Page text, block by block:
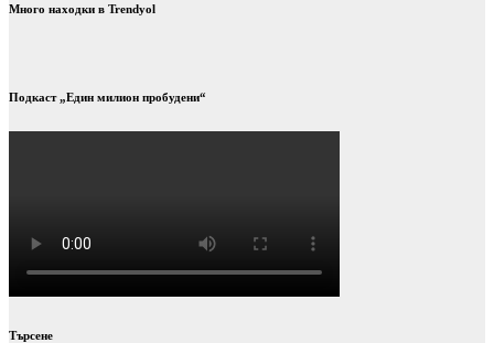
Много находки в Trendyol
Подкаст „Един милион пробудени“
Търсене